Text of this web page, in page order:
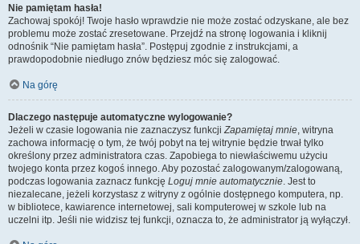
Nie pamiętam hasła!
Zachowaj spokój! Twoje hasło wprawdzie nie może zostać odzyskane, ale bez
problemu może zostać zresetowane. Przejdź na stronę logowania i kliknij
odnośnik “Nie pamiętam hasła”. Postępuj zgodnie z instrukcjami, a
prawdopodobnie niedługo znów będziesz móc się zalogować.
Na górę
Dlaczego następuje automatyczne wylogowanie?
Jeżeli w czasie logowania nie zaznaczysz funkcjiZapamiętaj mnie, witryna
zachowa informację o tym, że twój pobyt na tej witrynie będzie trwał tylko
określony przez administratora czas. Zapobiega to niewłaściwemu użyciu
twojego konta przez kogoś innego. Aby pozostać zalogowanym/zalogowaną,
podczas logowania zaznacz funkcję Loguj mnie automatycznie. Jest to
niezalecane, jeżeli korzystasz z witryny z ogólnie dostępnego komputera, np.
w bibliotece, kawiarence internetowej, sali komputerowej w szkole lub na
uczelni itp. Jeśli nie widzisz tej funkcji, oznacza to, że administrator ją wyłączył.